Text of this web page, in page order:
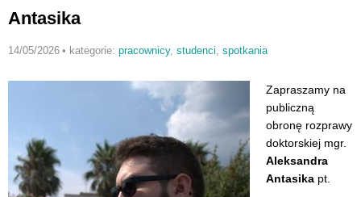
Antasika
14/05/2026 • kategorie: pracownicy, studenci spotkania
Zapraszamy na
publiczną
obronę rozprawy
doktorskiej mgr.
Aleksandra
Antasika pt.